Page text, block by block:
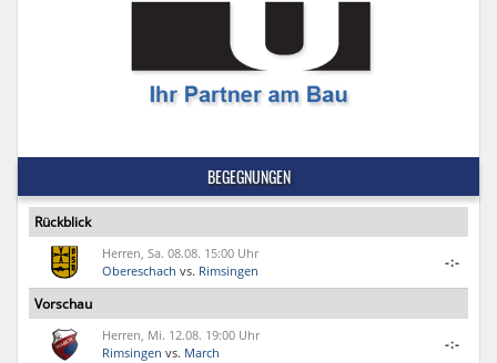
BEGEGNUNGEN
Rückblick
Herren, Sa. 08.08. 15:00 Uhr
Obereschach vs. Rimsingen
-:-
Vorschau
Herren, Mi. 12.08. 19:00 Uhr
Rimsingen vs. March
-:-